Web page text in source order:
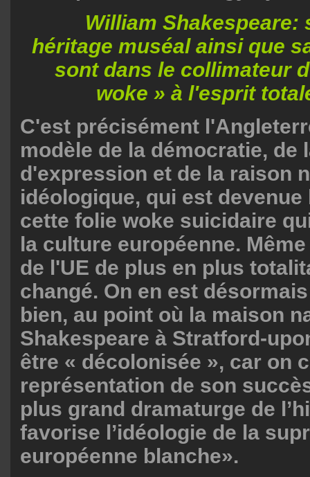
William
héritage muséal ainsi que
sont dans le collimateur
woke » à l'esprit
C'est précisément
modèle de la démocratie, de
d'expression et de la raison
idéologique, qui est devenue
cette folie woke suicidaire
la culture européenne.
de l'UE de plus en plus
changé. On en est
bien, au point où la maison
Shakespeare à Stratford-
être « décolonisée », car on
représentation de son
plus grand dramaturge de
favorise l’idéologie de la
européenne blanche».